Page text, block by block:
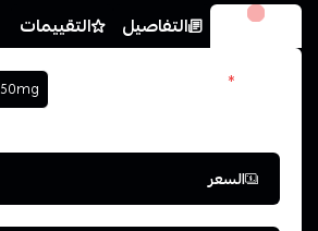
الخيارات التفاصيل التقييمات
*
50mg
السعر